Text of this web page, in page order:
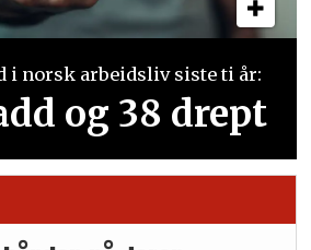
i norsk arbeidsliv siste ti år:
og 38 drept